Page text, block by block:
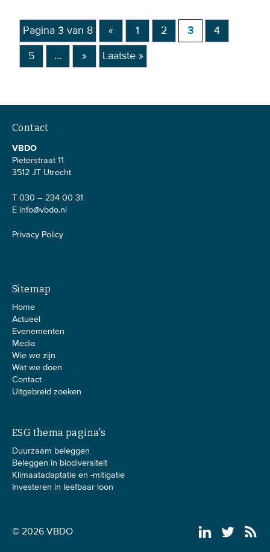
Pagina 3 van 8 « 1 2 3 4
5 ... » Laatste »
Contact
VBDO
Pieterstraat 11
3512 JT Utrecht
T 030 – 234 00 31
E info@vbdo.nl
Privacy Policy
Sitemap
Home
Actueel
Evenementen
Media
Wie we zijn
Wat we doen
Contact
Uitgebreid zoeken
ESG thema pagina's
Duurzaam beleggen
Beleggen in biodiversiteit
Klimaatadaptatie en -mitigatie
Investeren in leefbaar loon
© 2026 VBDO